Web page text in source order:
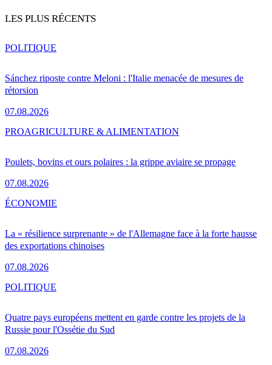
LES PLUS RÉCENTS
Sánchez riposte contre Meloni : l'Italie menacée de mesures de
rétorsion
07.08.2026
POLITIQUE
Poulets, bovins et ours polaires : la grippe aviaire se propage
07.08.2026
PROAGRICULTURE & ALIMENTATION
La « résilience surprenante » de l'Allemagne face à la forte hausse
des exportations chinoises
07.08.2026
ÉCONOMIE
Quatre pays européens mettent en garde contre les projets de la
Russie pour l'Ossétie du Sud
07.08.2026
POLITIQUE